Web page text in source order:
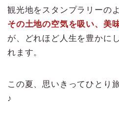
観光地をスタンプラリーの
その土地の空気を吸い、美
が、どれほど人生を豊かに
れます。
この夏、思いきってひとり
♪